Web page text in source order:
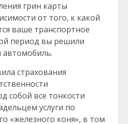
грин карты
от того, к какой
ваше транспортное
период вы решили
автомобиль.
страхования
собой все тонкости
услуги по
«железного коня», в том